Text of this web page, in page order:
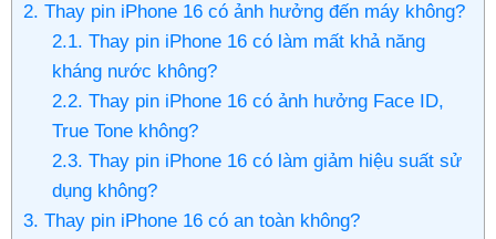
2. Thay pin iPhone 16 có ảnh hưởng đến máy không?
2.1. Thay pin iPhone 16 có làm mất khả năng
kháng nước không?
2.2. Thay pin iPhone 16 có ảnh hưởng Face ID,
True Tone không?
2.3. Thay pin iPhone 16 có làm giảm hiệu suất sử
dụng không?
3. Thay pin iPhone 16 có an toàn không?